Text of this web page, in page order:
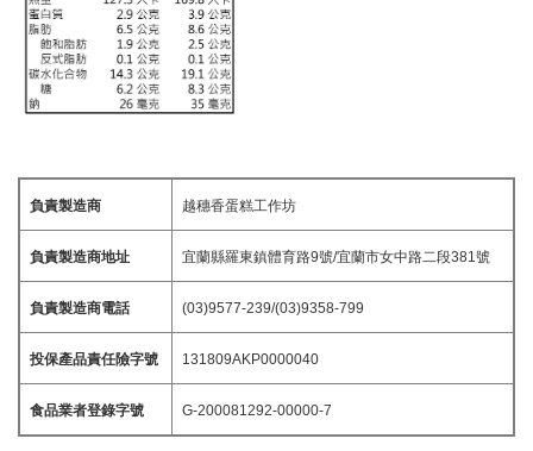
負責製造商 越穗香蛋糕工作坊
負責製造商地址 宜蘭縣羅東鎮體育路9號/宜蘭市女中路二段381號
負責製造商電話 (03)9577-239/(03)9358-799
投保產品責任險字號 131809AKP0000040
食品業者登錄字號 G-200081292-00000-7